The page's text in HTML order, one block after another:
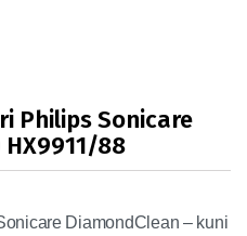
Philips Sonicare
88
DiamondClean – kuni